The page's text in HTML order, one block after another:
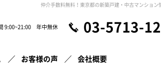
仲介手数料無料！東京都の新築戸建・中古マンション
9:00~21:00 年中無休 03-5713-
お客様の声 会社概要